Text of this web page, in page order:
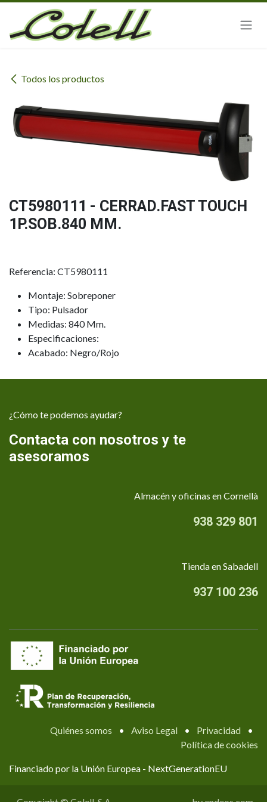
Ir al contenido
Todos los productos
CT5980111 - CERRAD.FAST TOUCH
1P.SOB.840 MM.
Referencia: CT5980111
Montaje: Sobreponer
Tipo: Pulsador
Medidas: 840 Mm.
Especificaciones:
Acabado: Negro/Rojo
¿Cómo te podemos ayudar?
Contacta con nosotros y te
asesoramos
Almacén y oficinas en Cornellà
938 329 801
Tienda en Sabadell
937 100 236
Quiénes somos • Aviso Legal • Privacidad
•
Política de cookies
Financiado por la Unión Europea - NextGenerationEU